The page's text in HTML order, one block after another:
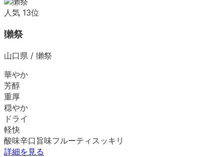
人気 13位
獺祭
山口県 / 獺祭
華やか
芳醇
重厚
穏やか
ドライ
軽快
酸味辛口 旨味フルーティ スッキリ
詳細を見る